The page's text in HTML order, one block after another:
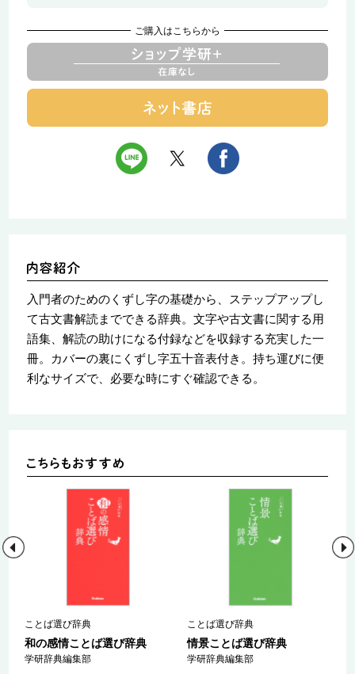
ご購入はこちらから
入門者のためのくずし字の基礎から、ステップアップし
て古文書解読までできる辞典。文字や古文書に関する用
語集、解読の助けになる付録などを収録する充実した一
冊。カバーの裏にくずし字五十音表付き。持ち運びに便
利なサイズで、必要な時にすぐ確認できる。
ことば選び辞典
和の感情ことば選び辞典
学研辞典編集部
ことば選び辞典
情景ことば選び辞典
学研辞典編集部